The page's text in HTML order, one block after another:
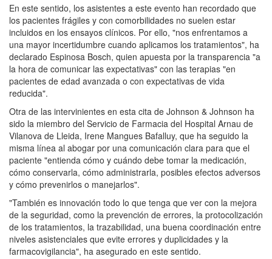
En este sentido, los asistentes a este evento han recordado que
los pacientes frágiles y con comorbilidades no suelen estar
incluidos en los ensayos clínicos. Por ello, "nos enfrentamos a
una mayor incertidumbre cuando aplicamos los tratamientos", ha
declarado Espinosa Bosch, quien apuesta por la transparencia "a
la hora de comunicar las expectativas" con las terapias "en
pacientes de edad avanzada o con expectativas de vida
reducida".
Otra de las intervinientes en esta cita de Johnson & Johnson ha
sido la miembro del Servicio de Farmacia del Hospital Arnau de
Vilanova de Lleida, Irene Mangues Bafalluy, que ha seguido la
misma línea al abogar por una comunicación clara para que el
paciente "entienda cómo y cuándo debe tomar la medicación,
cómo conservarla, cómo administrarla, posibles efectos adversos
y cómo prevenirlos o manejarlos".
"También es innovación todo lo que tenga que ver con la mejora
de la seguridad, como la prevención de errores, la protocolización
de los tratamientos, la trazabilidad, una buena coordinación entre
niveles asistenciales que evite errores y duplicidades y la
farmacovigilancia", ha asegurado en este sentido.